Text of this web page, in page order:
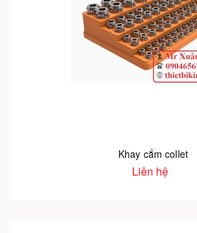
Khay cắm collet
Liên hệ